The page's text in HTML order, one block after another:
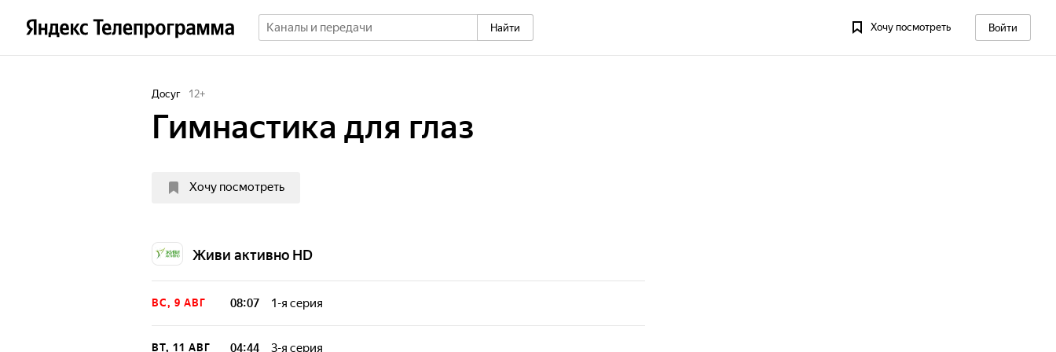
Найти Хочу посмотреть Войти
Досуг 12+
Гимнастика для глаз
Хочу посмотреть
Живи активно HD
ВС, 9 АВГ 08:07 1-я серия
В программе - эффективные упражнения для укрепления глазных
мышц и профилактики офтальмологических заболеваний.
ВТ, 11 АВГ 04:44 3-я серия